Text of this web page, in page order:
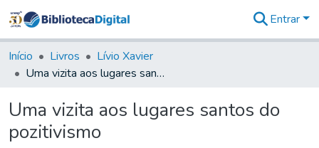
&
Coleções
Tudo na
Digital
Entrar
Início Livros
Lívio Xavier
Uma vizita aos lugares santos do pozitivismo
Uma vizita aos lugares santos do
pozitivismo